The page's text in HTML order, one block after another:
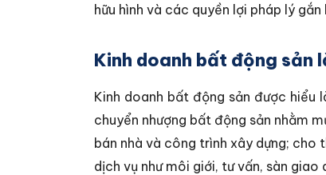
hữu hình và các quyền lợi pháp lý
Kinh doanh bất động sản
Kinh doanh bất động sản được hiểu
chuyển nhượng bất động sản nhằm
bán nhà và công trình xây dựng;
dịch vụ như môi giới, tư vấn, sàn